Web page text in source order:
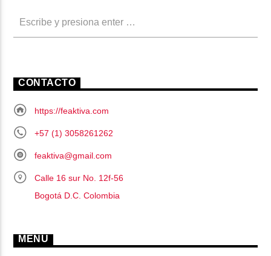
CONTACTO
https://feaktiva.com
+57 (1) 3058261262
feaktiva@gmail.com
Calle 16 sur No. 12f-56
Bogotá D.C. Colombia
MENU